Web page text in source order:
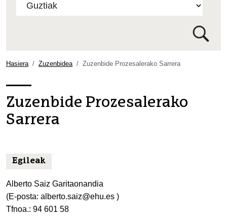
aurreratua…
Hasiera Zuzenbidea Zuzenbide Prozesalerako Sarrera
Zuzenbide Prozesalerako
Sarrera
Egileak
Alberto Saiz Garitaonandia
(E-posta: alberto.saiz@ehu.es )
Tfnoa.: 94 601 58